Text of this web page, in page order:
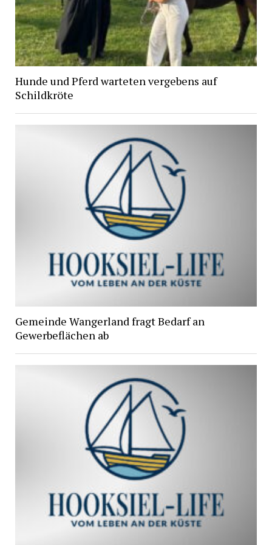
Hunde und Pferd warteten vergebens auf
Schildkröte
Gemeinde Wangerland fragt Bedarf an
Gewerbeflächen ab